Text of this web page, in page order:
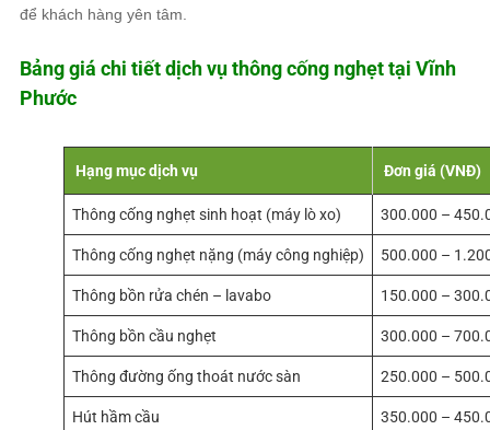
để khách hàng yên tâm.
Bảng giá chi tiết dịch vụ thông cống nghẹt tại Vĩnh
Phước
Hạng mục dịch vụ Đơn giá (VNĐ)
Thông cống nghẹt sinh hoạt (máy lò xo) 300.000 –
Thông cống nghẹt nặng (máy công nghiệp) 500.000 –
Thông bồn rửa chén – lavabo 150.000 –
Thông bồn cầu nghẹt 300.000 –
Thông đường ống thoát nước sàn 250.000 –
Hút hầm cầu 350.000 –